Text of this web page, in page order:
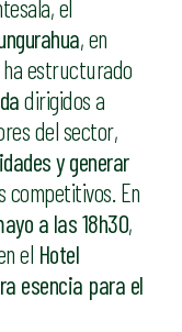
el
, en
ha estructurado
dirigidos a
del sector,
y generar
competitivos. En
a las 18h30,
el Hotel
esencia para el